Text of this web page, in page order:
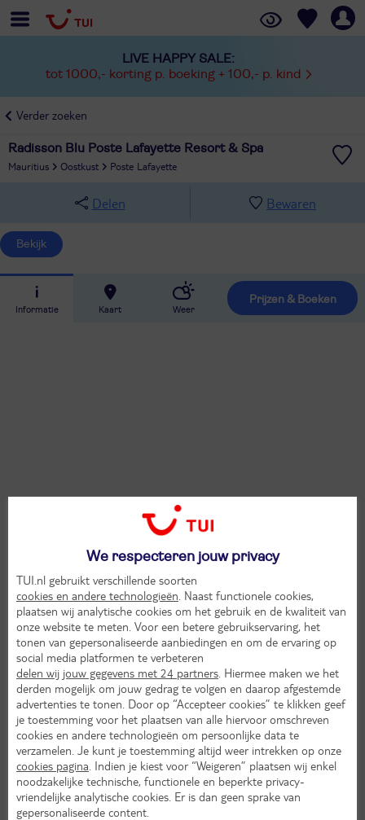
LIVE HAPPY SALE:
tot 1000,- korting p. boeking + 100,- p. kind
Verder zoeken
Radisson Blu Poste Lafayette Resort & Spa
Mauritius
Oostkust Poste Lafayette
Delen Bewaren
Bekijk
Informatie Kaart Weer
Prijzen & Boeken
We respecteren jouw privacy
TUI.nl gebruikt verschillende soorten
cookies en andere technologieën . Naast functionele cookies,
plaatsen wij analytische cookies om het gebruik en de kwaliteit van
onze website te meten. Voor een betere gebruikservaring, het
tonen van gepersonaliseerde aanbiedingen en om de ervaring op
social media platformen te verbeteren
delen wij jouw gegevens met 24 partners . Hiermee maken we het
derden mogelijk om jouw gedrag te volgen en daarop afgestemde
advertenties te tonen. Door op “Accepteer cookies” te klikken geef
je toestemming voor het plaatsen van alle hiervoor omschreven
cookies en andere technologieën om persoonlijke data te
verzamelen. Je kunt je toestemming altijd weer intrekken op onze
cookies pagina . Indien je kiest voor “Weigeren” plaatsen wij enkel
noodzakelijke technische, functionele en beperkte privacy-
vriendelijke analytische cookies. Er is dan geen sprake van
gepersonaliseerde content.